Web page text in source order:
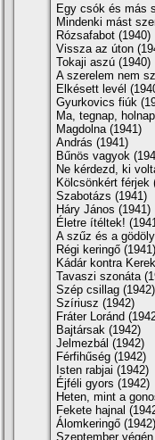
Egy csók és más
Mindenki mást
Rózsafabot (1940)
Vissza az úton
Tokaji aszú (1940)
A szerelem nem
Elkésett levél
Gyurkovics fiúk
Ma, tegnap,
Magdolna (1941)
András (1941)
Bűnös vagyok
Ne kérdezd, ki
Kölcsönkért férjek
Szabotázs (1941)
Háry János (1941)
Életre í­téltek!
A szűz és a
Régi keringő (1941)
Kádár kontra
Tavaszi szonáta
Szép csillag (1942)
Szí­riusz (1942)
Fráter Loránd
Bajtársak (1942)
Jelmezbál (1942)
Férfihűség (1942)
Isten rabjai (1942)
Éjféli gyors (1942)
Heten, mint a
Fekete hajnal
Álomkeringő (1942)
Szeptember